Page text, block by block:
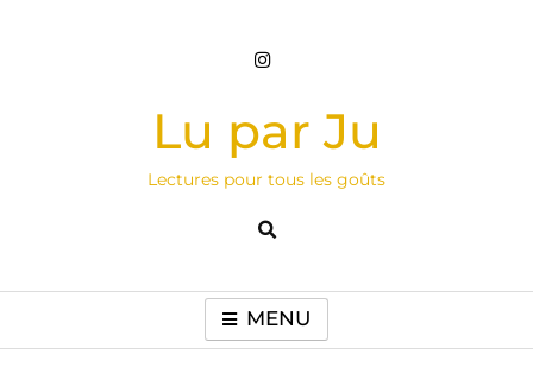
Lu par Ju
Lectures pour tous les goûts
MENU